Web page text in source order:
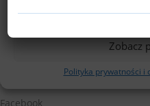
Zobacz
Polityka prywatności i
Śledź nas
Facebook